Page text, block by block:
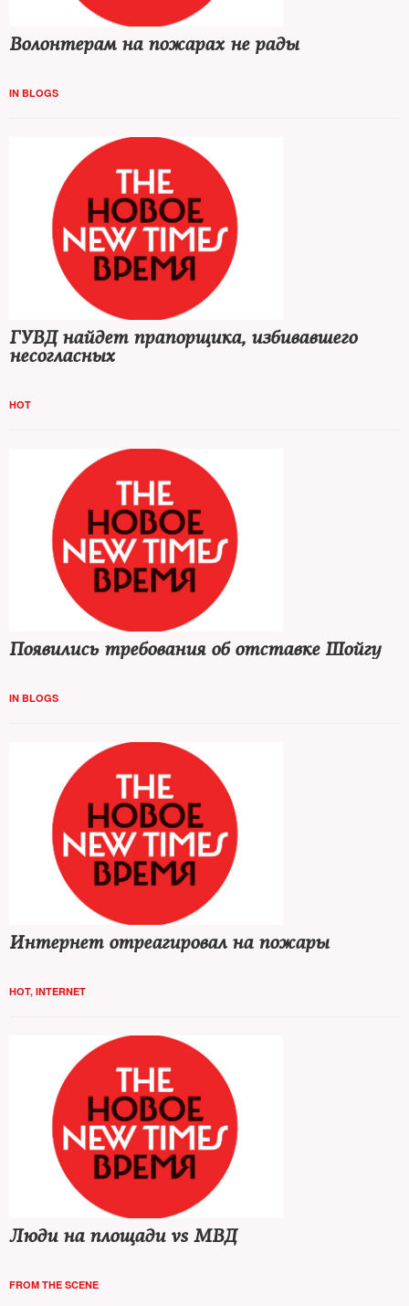
Волонтерам на пожарах не рады
IN BLOGS
ГУВД найдет прапорщика, избивавшего
несогласных
HOT
Появились требования об отставке Шойгу
IN BLOGS
Интернет отреагировал на пожары
HOT, INTERNET
Люди на площади vs МВД
FROM THE SCENE